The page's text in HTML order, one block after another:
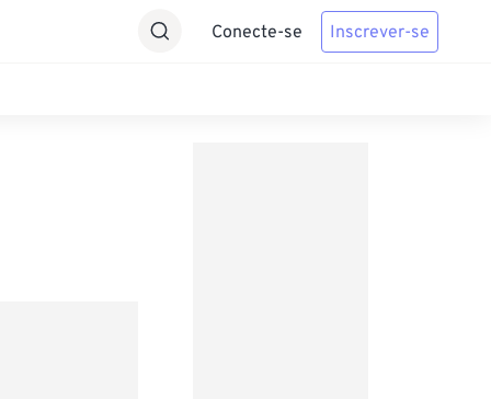
Conecte-se Inscrever-se